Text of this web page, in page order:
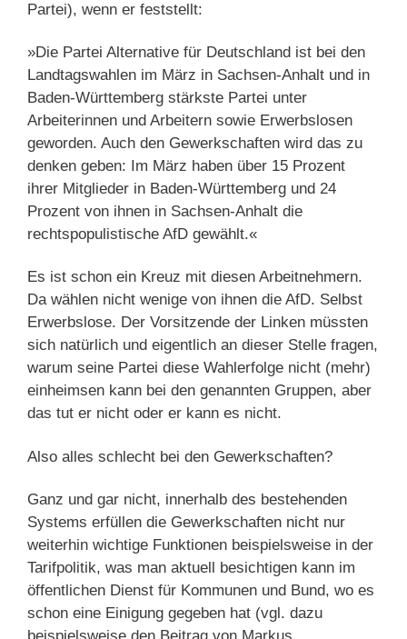
Partei), wenn er feststellt:
»Die Partei Alternative für Deutschland ist bei den
Landtagswahlen im März in Sachsen-Anhalt und in
Baden-Württemberg stärkste Partei unter
Arbeiterinnen und Arbeitern sowie Erwerbslosen
geworden. Auch den Gewerkschaften wird das zu
denken geben: Im März haben über 15 Prozent
ihrer Mitglieder in Baden-Württemberg und 24
Prozent von ihnen in Sachsen-Anhalt die
rechtspopulistische AfD gewählt.«
Es ist schon ein Kreuz mit diesen Arbeitnehmern.
Da wählen nicht wenige von ihnen die AfD. Selbst
Erwerbslose. Der Vorsitzende der Linken müssten
sich natürlich und eigentlich an dieser Stelle fragen,
warum seine Partei diese Wahlerfolge nicht (mehr)
einheimsen kann bei den genannten Gruppen, aber
das tut er nicht oder er kann es nicht.
Also alles schlecht bei den Gewerkschaften?
Ganz und gar nicht, innerhalb des bestehenden
Systems erfüllen die Gewerkschaften nicht nur
weiterhin wichtige Funktionen beispielsweise in der
Tarifpolitik, was man aktuell besichtigen kann im
öffentlichen Dienst für Kommunen und Bund, wo es
schon eine Einigung gegeben hat (vgl. dazu
beispielsweise den Beitrag von Markus